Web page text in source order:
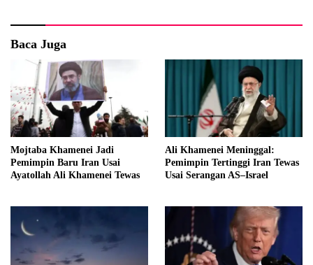
Baca Juga
Mojtaba Khamenei Jadi
Pemimpin Baru Iran Usai
Ayatollah Ali Khamenei Tewas
Ali Khamenei Meninggal:
Pemimpin Tertinggi Iran Tewas
Usai Serangan AS–Israel